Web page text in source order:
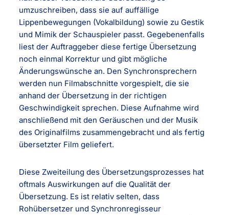
umzuschreiben, dass sie auf auffällige
Lippenbewegungen (Vokalbildung) sowie zu Gestik
und Mimik der Schauspieler passt. Gegebenenfalls
liest der Auftraggeber diese fertige Übersetzung
noch einmal Korrektur und gibt mögliche
Änderungswünsche an. Den Synchronsprechern
werden nun Filmabschnitte vorgespielt, die sie
anhand der Übersetzung in der richtigen
Geschwindigkeit sprechen. Diese Aufnahme wird
anschließend mit den Geräuschen und der Musik
des Originalfilms zusammengebracht und als fertig
übersetzter Film geliefert.
Diese Zweiteilung des Übersetzungsprozesses hat
oftmals Auswirkungen auf die Qualität der
Übersetzung. Es ist relativ selten, dass
Rohübersetzer und Synchronregisseur